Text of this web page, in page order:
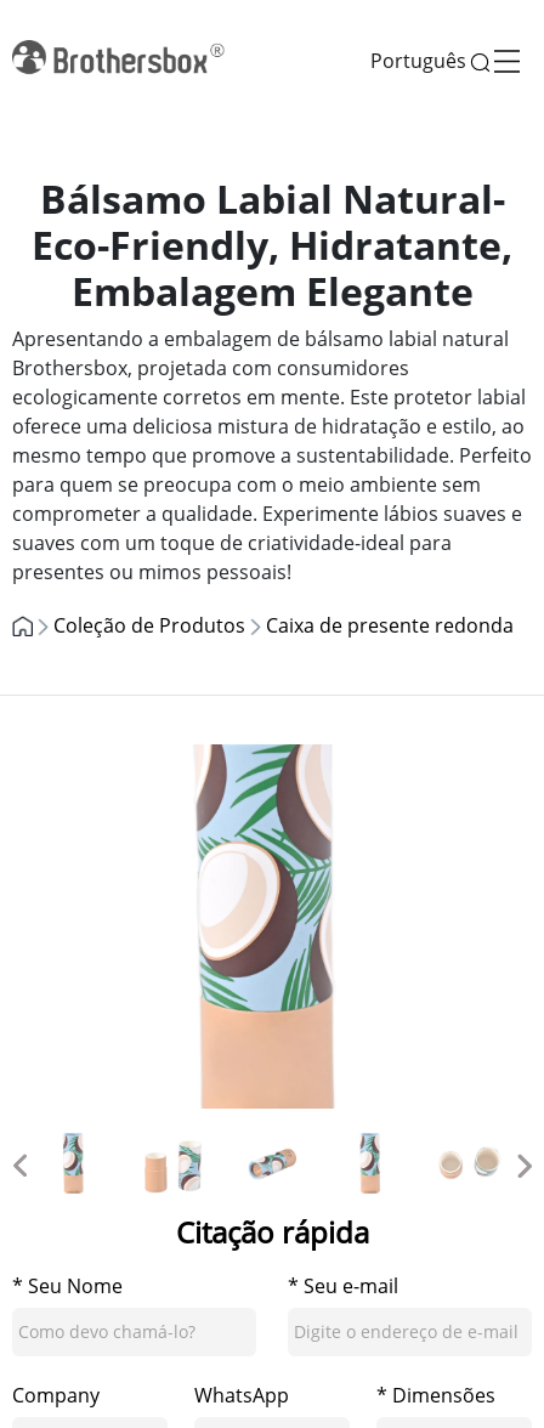
Português
Bálsamo Labial Natural-
Eco-Friendly, Hidratante,
Embalagem Elegante
Apresentando a embalagem de bálsamo labial natural
Brothersbox, projetada com consumidores
ecologicamente corretos em mente. Este protetor labial
oferece uma deliciosa mistura de hidratação e estilo, ao
mesmo tempo que promove a sustentabilidade. Perfeito
para quem se preocupa com o meio ambiente sem
comprometer a qualidade. Experimente lábios suaves e
suaves com um toque de criatividade-ideal para
presentes ou mimos pessoais!
Coleção de Produtos
Caixa de presente redonda
Citação rápida
* Seu Nome * Seu e-mail
Company WhatsApp * Dimensões